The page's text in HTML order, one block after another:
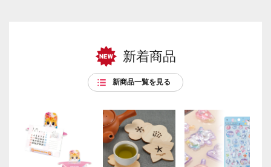
新着商品
新商品一覧を見る